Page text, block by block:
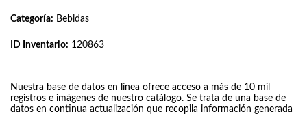
Categoría: Bebidas
ID Inventario: 120863
Nuestra base de datos en línea ofrece acceso a más de 10 mil
registros e imágenes de nuestro catálogo. Se trata de una base de
datos en continua actualización que recopila información generada